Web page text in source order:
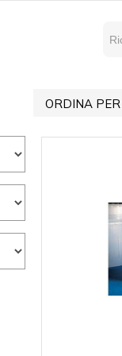
ORDINA PER